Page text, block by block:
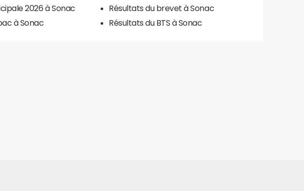
2026 à Sonac
à Sonac
Résultats du brevet à Sonac
Résultats du BTS à Sonac